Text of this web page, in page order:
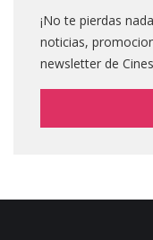
¡No te pierdas
noticias,
newsletter de